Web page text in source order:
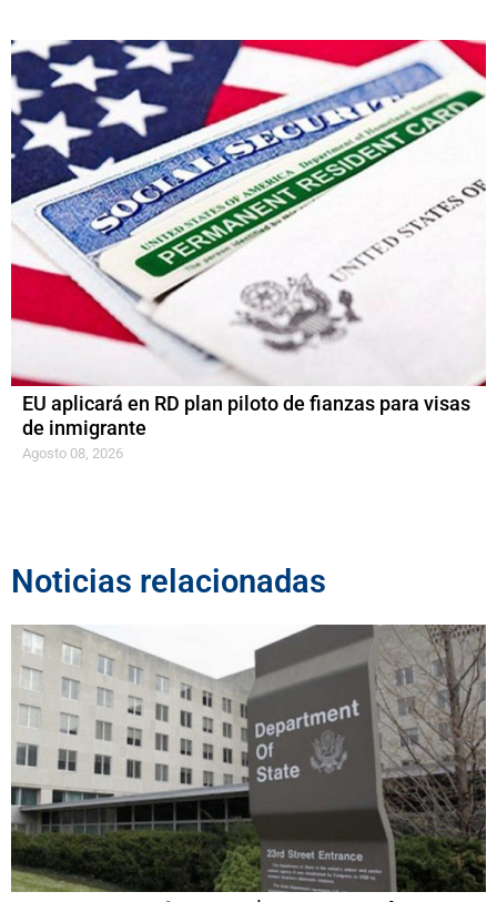
EU aplicará en RD plan piloto de fianzas para visas
de inmigrante
Agosto 08, 2026
Noticias relacionadas